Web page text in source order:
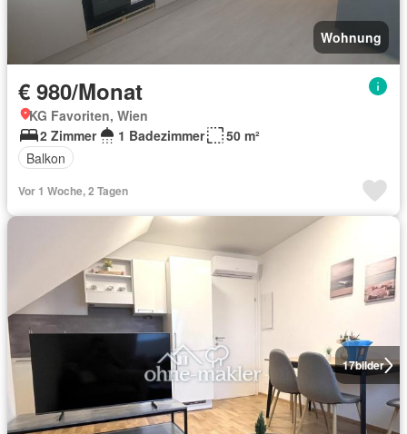
Wohnung
€ 980/Monat
KG Favoriten, Wien
2 Zimmer
1 Badezimmer
50 m²
Balkon
Vor 1 Woche, 2 Tagen
17bilder